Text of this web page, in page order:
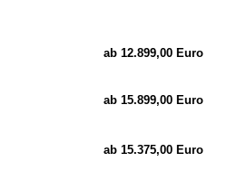
ab 12.899,00 Euro
ab 15.899,00 Euro
ab 15.375,00 Euro